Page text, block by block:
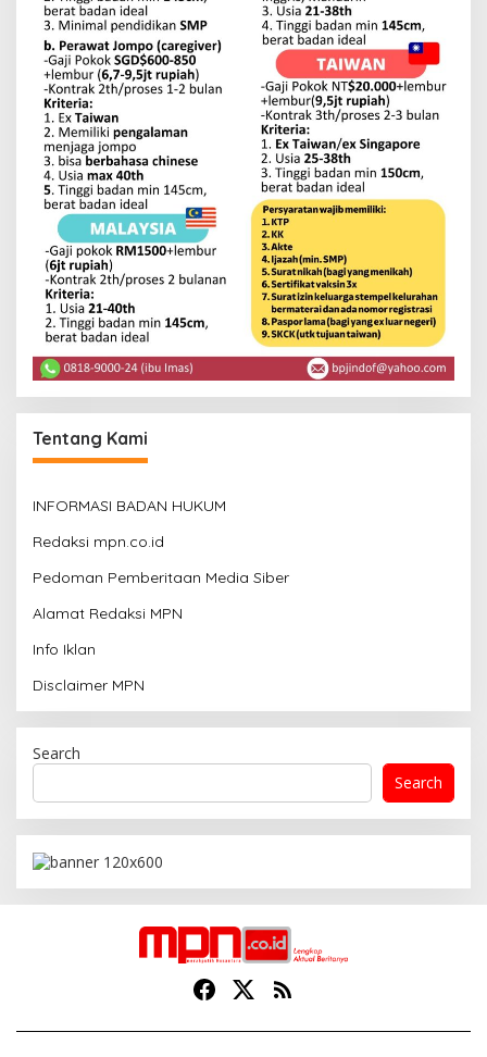
Tentang Kami
INFORMASI BADAN HUKUM
Redaksi mpn.co.id
Pedoman Pemberitaan Media Siber
Alamat Redaksi MPN
Info Iklan
Disclaimer MPN
Search
Search